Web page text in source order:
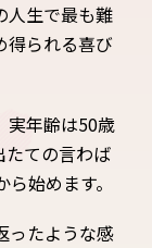
人生で最も難
得られる喜び
実年齢は50歳
たての言わば
始めます。
ったような感